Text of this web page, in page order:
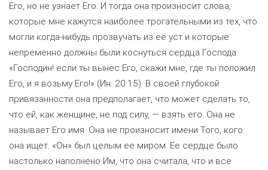
Его, но не узнает Его. И тогда она произносит слова,
которые мне кажутся наиболее трогательными из тех, что
могли когда-нибудь прозвучать из её уст и которые
непременно должны были коснуться сердца Господа:
«Господин! если ты вынес Его, скажи мне, где ты положил
Его, и я возьму Его!» (Ин. 20:15). В своей глубокой
привязанности она предполагает, что может сделать то,
что ей, как женщине, не под силу, — взять его. Она не
называет Его имя. Она не произносит имени Того, кого
она ищет. «Он» был целым ее миром. Ее сердце было
настолько наполнено Им, что она считала, что и все